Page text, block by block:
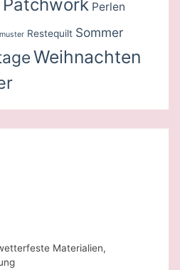
Patchwork Perlen
Restequilt Sommer
Weihnachten
Materialien,